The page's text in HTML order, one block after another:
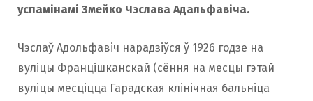
успамінамі Змейко Чэслава Адальфавіча.
Чэслаў Адольфавіч нарадзіўся ў 1926 годзе на
вуліцы Францішканскай (сёння на месцы гэтай
вуліцы месціцца Гарадская клінічная бальніца